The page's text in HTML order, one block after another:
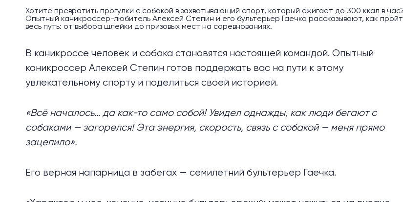
Хотите превратить прогулки с собакой в захватывающий спорт, который сжигает до 300 ккал в
Опытный каникроссер-любитель Алексей Степин и его бультерьер Гаечка рассказывают, как
весь путь: от выбора шлейки до призовых мест на соревнованиях.
В каникроссе человек и собака становятся настоящей командой. Опытный
каникроссер Алексей Степин готов поддержать вас на пути к этому
увлекательному спорту и поделиться своей историей.
«Всё началось… да как-то само собой! Увидел однажды, как люди бегают с
собаками — загорелся! Эта энергия, скорость, связь с собакой — меня прямо
зацепило».
Его верная напарница в забегах — семилетний бультерьер Гаечка.